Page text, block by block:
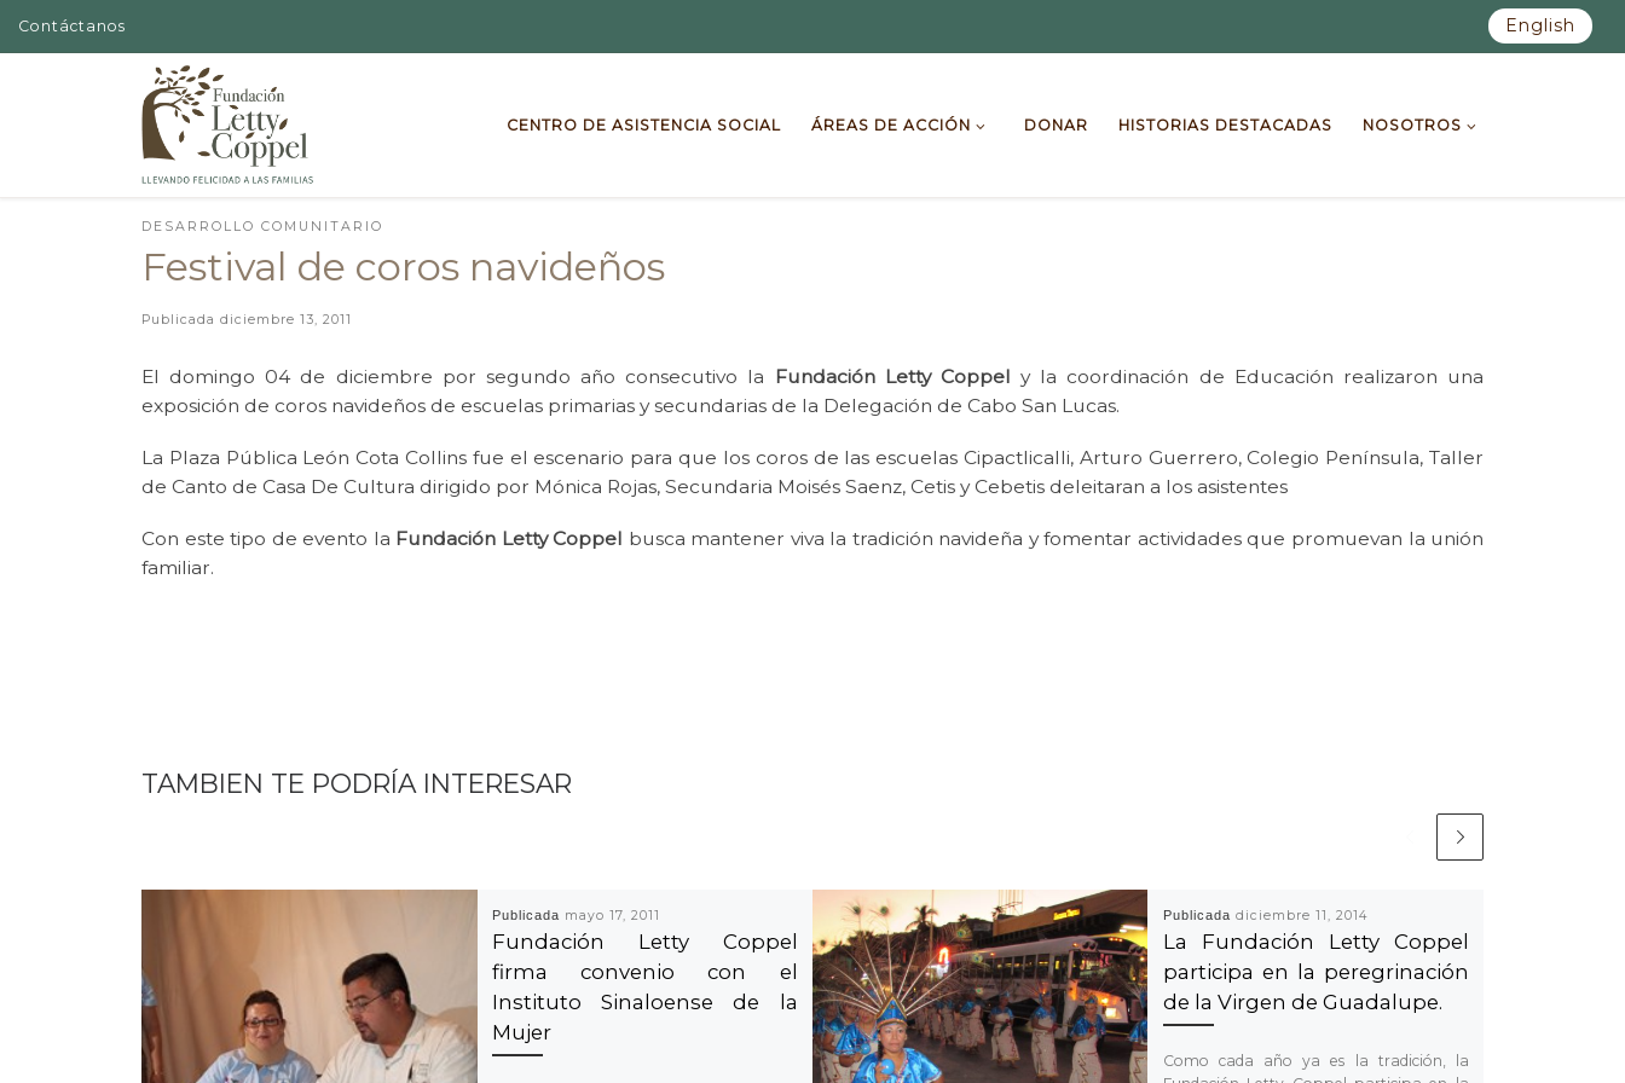
Skip to content
Contáctanos English
CENTRO DE ASISTENCIA SOCIAL ÁREAS DE ACCIÓN DONAR HISTORIAS DESTACADAS NOSOTROS
DESARROLLO COMUNITARIO
Festival de coros navideños
Publicada diciembre 13, 2011
El domingo 04 de diciembre por segundo año consecutivo la Fundación Letty Coppel y la coordinación de Educación realizaron una
exposición de coros navideños de escuelas primarias y secundarias de la Delegación de Cabo San Lucas.
La Plaza Pública León Cota Collins fue el escenario para que los coros de las escuelas Cipactlicalli, Arturo Guerrero, Colegio Península, Taller
de Canto de Casa De Cultura dirigido por Mónica Rojas, Secundaria Moisés Saenz, Cetis y Cebetis deleitaran a los asistentes
Con este tipo de evento la Fundación Letty Coppel busca mantener viva la tradición navideña y fomentar actividades que promuevan la unión
familiar.
TAMBIEN TE PODRÍA INTERESAR
Publicada mayo 17, 2011
Fundación Letty Coppel
firma convenio con el
Instituto Sinaloense de la
Mujer
Publicada diciembre 11, 2014
La Fundación Letty Coppel
participa en la peregrinación
de la Virgen de Guadalupe.
Como cada año ya es la tradición, la